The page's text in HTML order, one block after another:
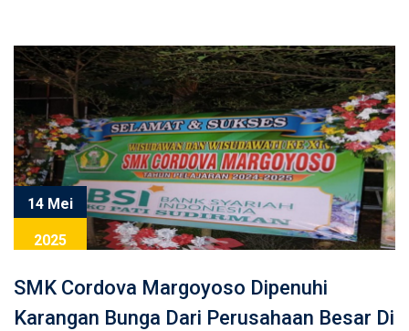
14 Mei
2025
SMK Cordova Margoyoso Dipenuhi
Karangan Bunga Dari Perusahaan Besar Di